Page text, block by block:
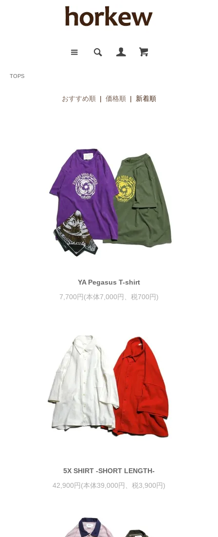
TOPS
おすすめ順 | 価格順 | 新着順
YA Pegasus T-shirt
7,700円(本体7,000円、税700円)
5X SHIRT -SHORT LENGTH-
42,900円(本体39,000円、税3,900円)